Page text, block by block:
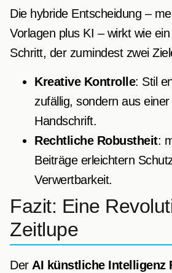
Die hybride Entscheidung –
Vorlagen plus KI – wirkt wie
Schritt, der zumindest zwei
Kreative Kontrolle: Stil
zufällig, sondern aus
Handschrift.
Rechtliche Robustheit:
Beiträge erleichtern
Verwertbarkeit.
Fazit: Eine
Zeitlupe
Der AI künstliche Intelligenz